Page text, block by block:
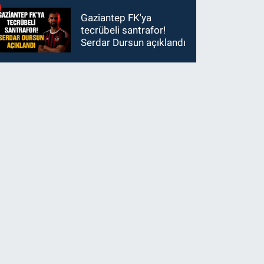
Gaziantep FK'ya
tecrübeli santrafor!
Serdar Dursun açıklandı